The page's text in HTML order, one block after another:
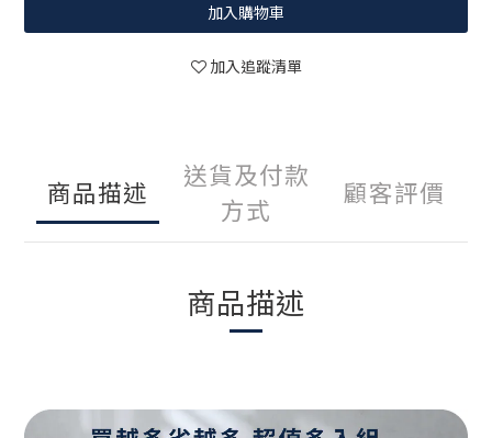
加入購物車
加入追蹤清單
商品描述
送貨及付款
方式
顧客評價
商品描述